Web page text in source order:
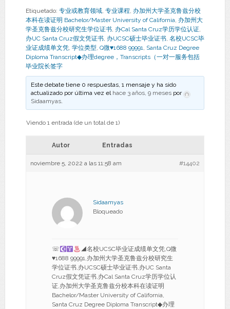
Etiquetado: 专业或教育领域, 专业课程, 办加州大学圣克鲁兹分校
本科在读证明 Bachelor/Master University of California, 办加州大
学圣克鲁兹分校研究生学位证书, 办Cal Santa Cruz学历学位认证,
办UC Santa Cruz假文凭证书, 办UCSC硕士毕业证书, 名校UCSC毕
业证成绩单文凭, 学位类型, Q微♥1688 99991, Santa Cruz Degree
Diploma Transcript◆办理degree，Transcripts（一对一服务包括
毕业院长签字
Este debate tiene 0 respuestas, 1 mensaje y ha sido
actualizado por última vez el hace 3 años, 9 meses por
Sidaamyas.
Viendo 1 entrada (de un total de 1)
Autor Entradas
noviembre 5, 2022 a las 11:58 am #14402
Sidaamyas
Bloqueado
☏
◢名校UCSC毕业证成绩单文凭,Q微
♥1688 99991,办加州大学圣克鲁兹分校研究生
学位证书,办UCSC硕士毕业证书,办UC Santa
Cruz假文凭证书,办Cal Santa Cruz学历学位认
证,办加州大学圣克鲁兹分校本科在读证明
Bachelor/Master University of California,
Santa Cruz Degree Diploma Transcript◆办理